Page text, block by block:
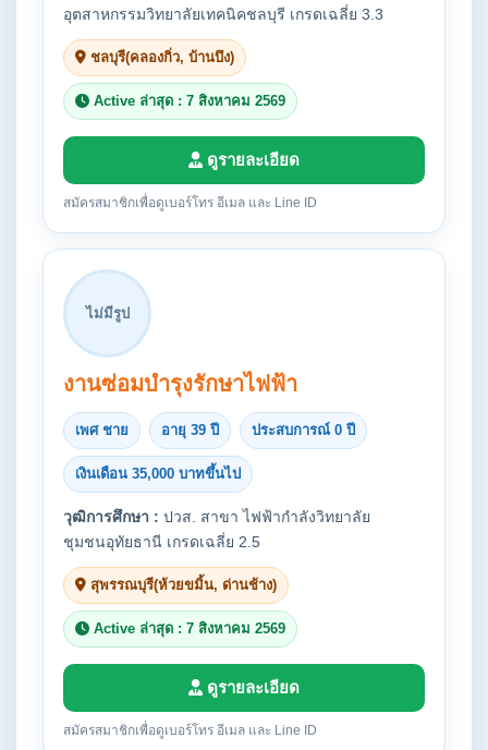
อุตสาหกรรมวิทยาลัยเทคนิคชลบุรี เกรดเฉลี่ย 3.3
ชลบุรี(คลองกิ่ว, บ้านบึง)
Active ล่าสุด : 7 สิงหาคม 2569
ดูรายละเอียด
สมัครสมาชิกเพื่อดูเบอร์โทร อีเมล และ Line ID
ไม่มีรูป
งานซ่อมบำรุงรักษาไฟฟ้า
เพศ ชาย อายุ 39 ปี ประสบการณ์ 0 ปี
เงินเดือน 35,000 บาทขึ้นไป
วุฒิการศึกษา : ปวส. สาขา ไฟฟ้ากำลังวิทยาลัย
ชุมชนอุทัยธานี เกรดเฉลี่ย 2.5
สุพรรณบุรี(ห้วยขมิ้น, ด่านช้าง)
Active ล่าสุด : 7 สิงหาคม 2569
ดูรายละเอียด
สมัครสมาชิกเพื่อดูเบอร์โทร อีเมล และ Line ID